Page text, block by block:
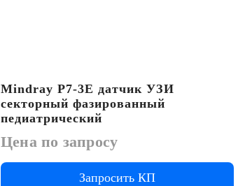
Mindray P7-3E датчик УЗИ
секторный фазированный
педиатрический
Цена по запросу
Запросить КП